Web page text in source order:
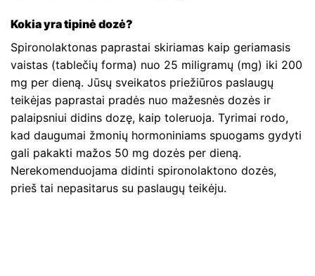
Kokia yra tipinė dozė?
Spironolaktonas paprastai skiriamas kaip geriamasis
vaistas (tablečių forma) nuo 25 miligramų (mg) iki 200
mg per dieną. Jūsų sveikatos priežiūros paslaugų
teikėjas paprastai pradės nuo mažesnės dozės ir
palaipsniui didins dozę, kaip toleruoja. Tyrimai rodo,
kad daugumai žmonių hormoniniams spuogams gydyti
gali pakakti mažos 50 mg dozės per dieną.
Nerekomenduojama didinti spironolaktono dozės,
prieš tai nepasitarus su paslaugų teikėju.